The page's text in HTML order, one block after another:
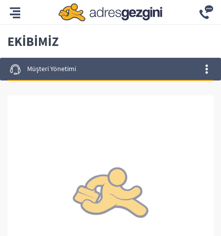
EKIBIMIZ
Müşteri Yönetimi